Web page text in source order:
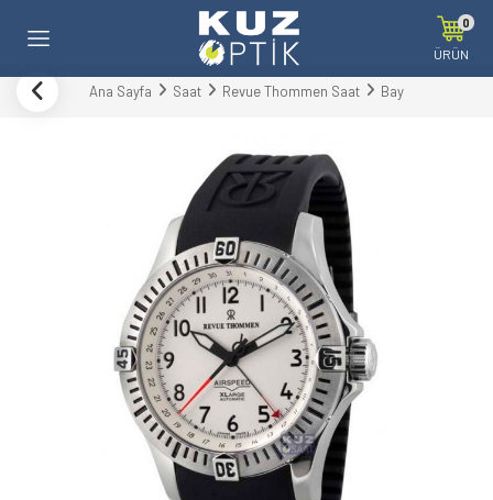
0
ÜRÜN
Ana Sayfa Saat Revue Thommen Saat Bay